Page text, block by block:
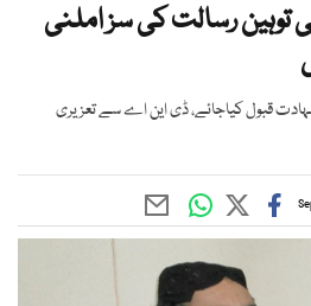
توہین رسالت کی سز املنی
قبول کیاجائے، ڈی این اے سے تعزیری